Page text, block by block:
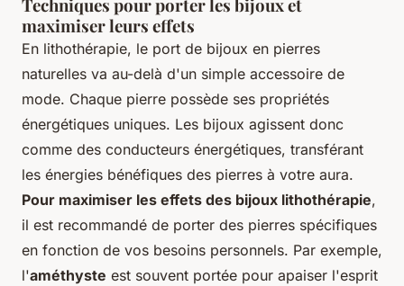
Techniques pour porter les bijoux et
maximiser leurs effets
En lithothérapie, le port de bijoux en pierres
naturelles va au-delà d'un simple accessoire de
mode. Chaque pierre possède ses propriétés
énergétiques uniques. Les bijoux agissent donc
comme des conducteurs énergétiques, transférant
les énergies bénéfiques des pierres à votre aura.
Pour maximiser les effets des bijoux lithothérapie,
il est recommandé de porter des pierres spécifiques
en fonction de vos besoins personnels. Par exemple,
l'améthyste est souvent portée pour apaiser l'esprit